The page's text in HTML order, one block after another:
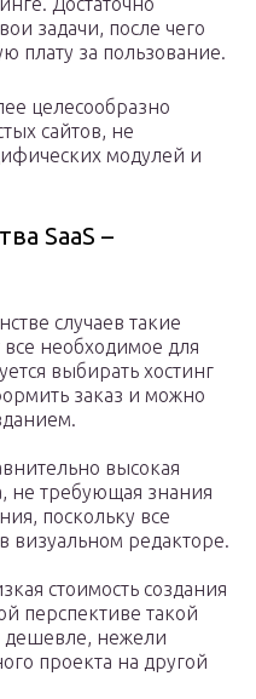
задачи, после чего
плату за пользование.
целесообразно
сайтов, не
модулей и
SaaS –
случаев такие
необходимое для
выбирать хостинг
заказ и можно
высокая
не требующая знания
поскольку все
визуальном редакторе.
стоимость создания
перспективе такой
дешевле, нежели
проекта на другой